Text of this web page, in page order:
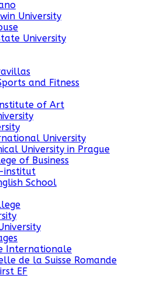
University
University
and Fitness
of Art
University
University in Prague
of Business
institut
School
Internationale
de la Suisse Romande
EF